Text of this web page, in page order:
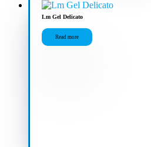
Lm Gel Delicato
Read more